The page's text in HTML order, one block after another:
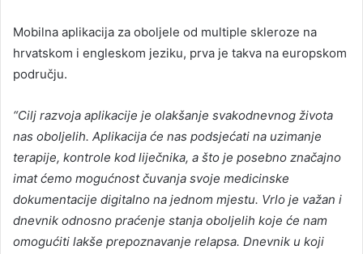
Mobilna aplikacija za oboljele od multiple skleroze na
hrvatskom i engleskom jeziku, prva je takva na europskom
području.
“Cilj razvoja aplikacije je olakšanje svakodnevnog života
nas oboljelih. Aplikacija će nas podsjećati na uzimanje
terapije, kontrole kod liječnika, a što je posebno značajno
imat ćemo mogućnost čuvanja svoje medicinske
dokumentacije digitalno na jednom mjestu. Vrlo je važan i
dnevnik odnosno praćenje stanja oboljelih koje će nam
omogućiti lakše prepoznavanje relapsa. Dnevnik u koji